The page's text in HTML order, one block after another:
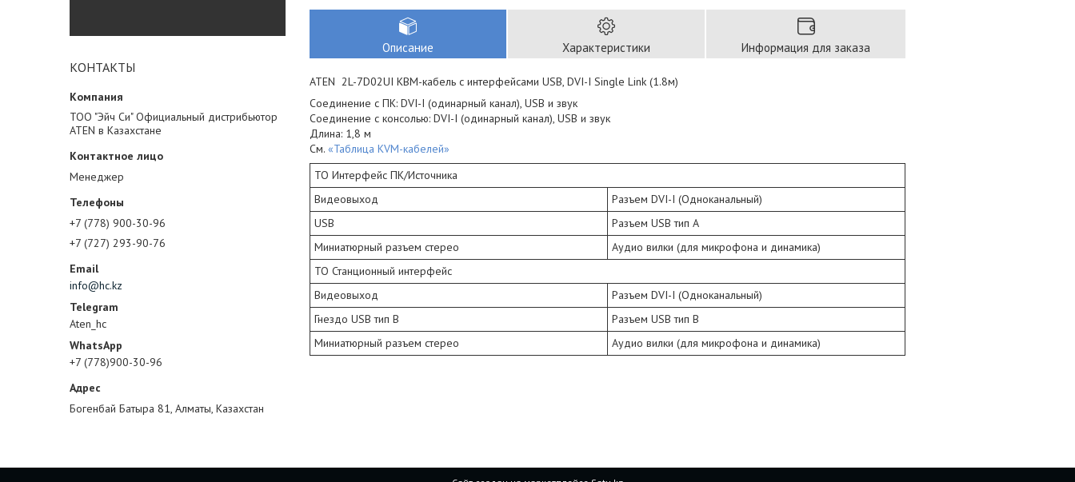
КОНТАКТЫ
ТОО "Эйч Си" Официальный дистрибьютор
ATEN в Казахстане
Менеджер
+7 (778) 900-30-96
+7 (727) 293-90-76
info@hc.kz
Aten_hc
+7 (778)900-30-96
Богенбай Батыра 81, Алматы, Казахстан
Описание Характеристики Информация для заказа
ATEN 2L-7D02UI КВМ-кабель с интерфейсами USB, DVI-I Single Link (1.8м)
Соединение с ПК: DVI-I (одинарный канал), USB и звук
Соединение с консолью: DVI-I (одинарный канал), USB и звук
Длина: 1,8 м
См. «Таблица KVM-кабелей»
ТО Интерфейс ПК/Источника
Видеовыход
Разъем DVI-I (Одноканальный)
USB
Разъем USB тип А
Миниатюрный разъем стерео
Аудио вилки (для микрофона и динамика)
ТО Станционный интерфейс
Видеовыход
Разъем DVI-I (Одноканальный)
Гнездо USB тип В
Разъем USB тип В
Миниатюрный разъем стерео
Аудио вилки (для микрофона и динамика)